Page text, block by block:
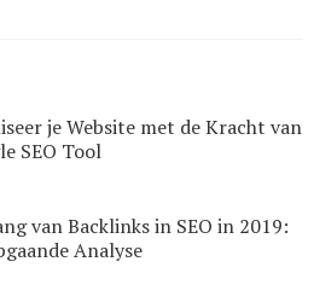
je Website met de Kracht van
SEO Tool
van Backlinks in SEO in 2019:
Analyse